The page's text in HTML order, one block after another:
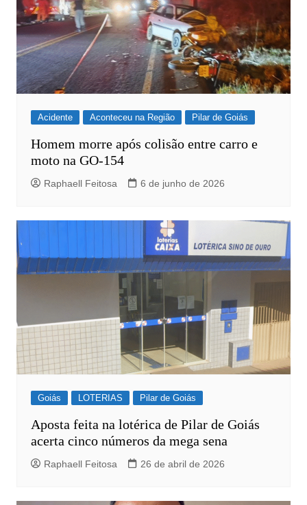
Acidente Aconteceu na Região Pilar de Goiás
Homem morre após colisão entre carro e
moto na GO-154
Raphaell Feitosa 6 de junho de 2026
Goiás LOTERIAS Pilar de Goiás
Aposta feita na lotérica de Pilar de Goiás
acerta cinco números da mega sena
Raphaell Feitosa 26 de abril de 2026